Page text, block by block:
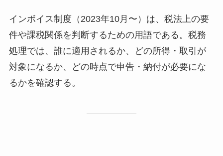
インボイス制度（2023年10月〜）は、税法上の要
件や課税関係を判断するための用語である。税務
処理では、誰に適用されるか、どの所得・取引が
対象になるか、どの時点で申告・納付が必要にな
るかを確認する。